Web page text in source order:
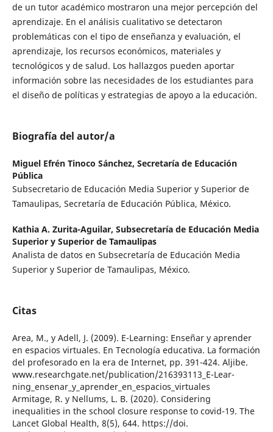
de un tutor académico mostraron una mejor percepción del
aprendizaje. En el análisis cualitativo se detectaron
problemáticas con el tipo de enseñanza y evaluación, el
aprendizaje, los recursos económicos, materiales y
tecnológicos y de salud. Los hallazgos pueden aportar
información sobre las necesidades de los estudiantes para
el diseño de políticas y estrategias de apoyo a la educación.
Biografía del autor/a
Miguel Efrén Tinoco Sánchez, Secretaría de Educación
Pública
Subsecretario de Educación Media Superior y Superior de
Tamaulipas, Secretaría de Educación Pública, México.
Kathia A. Zurita-Aguilar, Subsecretaría de Educación Media
Superior y Superior de Tamaulipas
Analista de datos en Subsecretaría de Educación Media
Superior y Superior de Tamaulipas, México.
Citas
Area, M., y Adell, J. (2009). E-Learning: Enseñar y aprender
en espacios virtuales. En Tecnología educativa. La formación
del profesorado en la era de Internet, pp. 391-424. Aljibe.
www.researchgate.net/publication/216393113_E-Lear-
ning_ensenar_y_aprender_en_espacios_virtuales
Armitage, R. y Nellums, L. B. (2020). Considering
inequalities in the school closure response to covid-19. The
Lancet Global Health, 8(5), 644. https://doi.